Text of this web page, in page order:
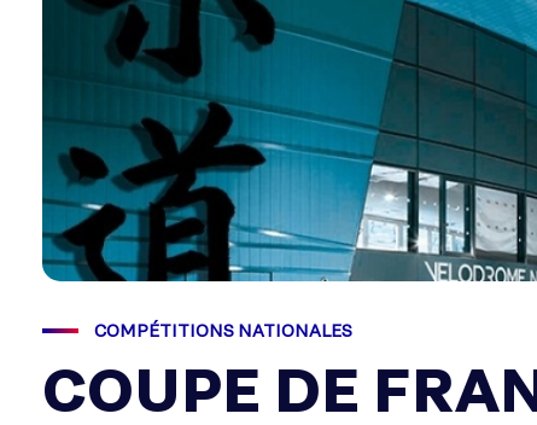
COMPÉTITIONS NATIONALES
COUPE DE